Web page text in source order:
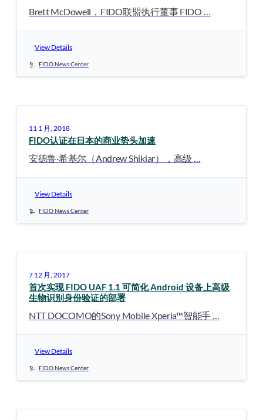
Brett McDowell，FIDO联盟执行董事 FIDO …
View Details
FIDO News Center
11 1 月, 2018
FIDO认证在日本的商业势头加速
安德鲁·希基尔（Andrew Shikiar），高级 …
View Details
FIDO News Center
7 12 月, 2017
首次实现 FIDO UAF 1.1 可简化 Android 设备上高级
生物识别身份验证的部署
NTT DOCOMO的Sony Mobile Xperia™智能手 …
View Details
FIDO News Center